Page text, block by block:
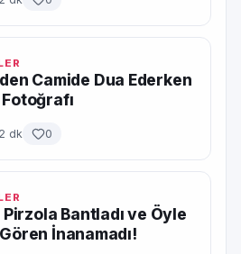
Camide Dua Ederken
Fotoğrafı
2 dk 0
Bantladı ve Öyle
İnanamadı!